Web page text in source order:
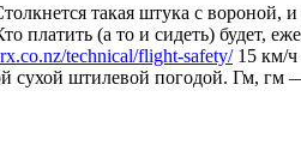
такая штука с
платить (а то и сидеть)
technical/flight-safety/15 км/ч
сухой штилевой погодой. Гм,